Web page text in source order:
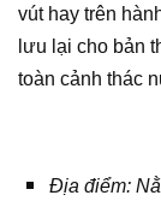
vút hay trên
lưu lại cho bản
toàn cảnh thác
Địa điểm: